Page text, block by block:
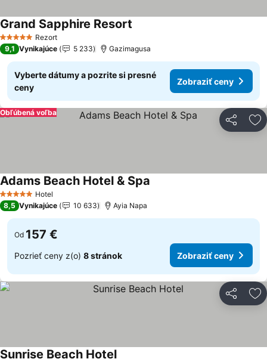
5 Počet hviezdičiek
Rezort
Grand Sapphire Resort
9,1 Vynikajúce 5 233 Gazimagusa
Vyberte dátumy a pozrite si presné
ceny
Zobraziť ceny
Zdieľať
Obľúbená voľba
5 Počet hviezdičiek
Hotel
Adams Beach Hotel & Spa
8,5 Vynikajúce 10 633 Ayia Napa
Od 157 €
Pozrieť ceny z(o) 8 stránok Zobraziť ceny
Zdieľať
Sunrise Beach Hotel